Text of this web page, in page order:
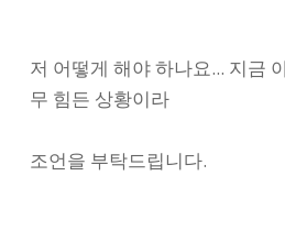
저 어떻게 해야 하나요... 지금
무 힘든 상황이라
조언을 부탁드립니다.